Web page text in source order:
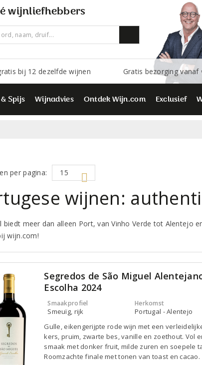
wijnliefhebbers
bij 12 dezelfde wijnen Gratis bezorging vanaf
Spijs Wijnadvies Ontdek Wijn.com Exclusief
per pagina:
wijnen:
biedt meer dan alleen Port, van Vinho Verde tot Alentejo
wijn.com!
Segredos de São Miguel
Escolha 2024
Smaakprofiel
Smeuïg, rijk
Herkomst
Portugal - Alentejo
Gulle, eikengerijpte rode wijn met een
kers, pruim, zwarte bes, vanille en zoethout. Vol
smaak met donker fruit, milde zuren en soepele
Roomzachte finale met tonen van toast en cacao.